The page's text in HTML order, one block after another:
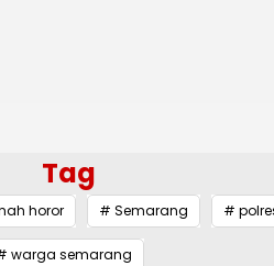
Tag
horor # Semarang #
warga semarang